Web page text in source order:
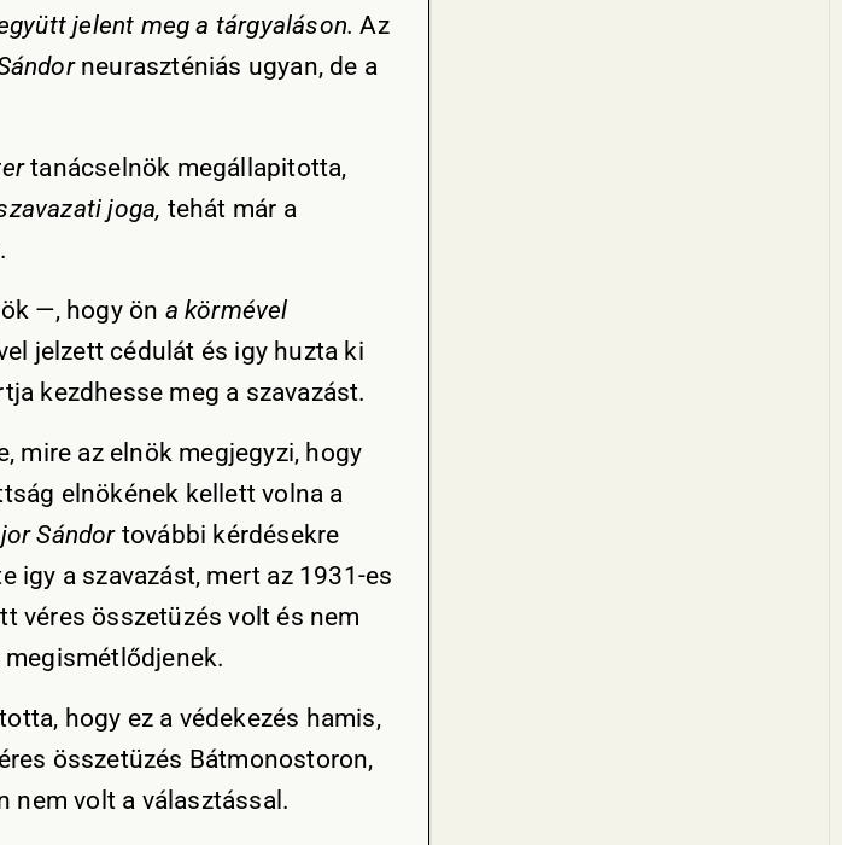
jelent meg a tárgyaláson.Az
neuraszténiás ugyan, de a
tanácselnök megállapitotta,
joga, tehát már a
—, hogy ön a körmével
jelzett cédulát és igy huzta ki
kezdhesse meg a szavazást.
mire az elnök megjegyzi, hogy
elnökének kellett volna a
Sándor további kérdésekre
igy a szavazást, mert az 1931-es
véres összetüzés volt és nem
hogy ez a védekezés hamis,
összetüzés Bátmonostoron,
nem volt a választással.